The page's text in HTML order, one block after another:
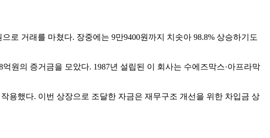
로 거래를 마쳤다. 장중에는 9만9400원까지 치솟아 98.8% 상승하기도
원의 증거금을 모았다. 1987년 설립된 이 회사는 수에즈막스·아프라막
용했다. 이번 상장으로 조달한 자금은 재무구조 개선을 위한 차입금 상